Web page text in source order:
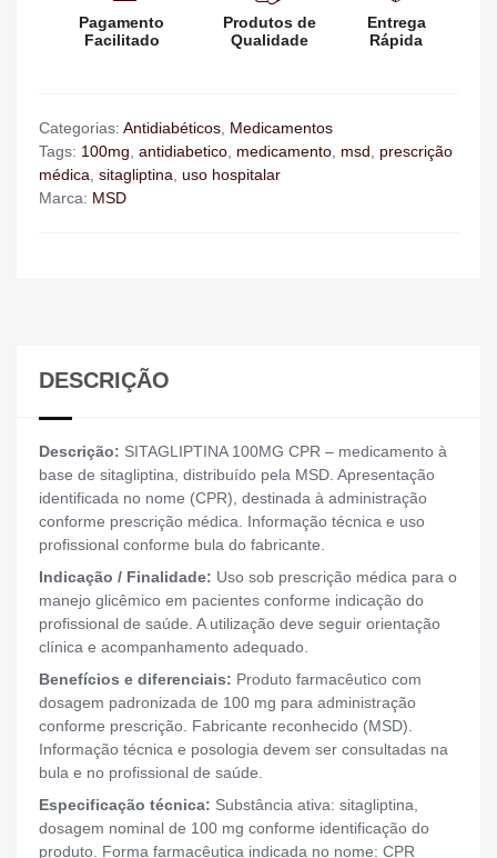
Pagamento
Facilitado
Produtos de
Qualidade
Entrega
Rápida
Categorias: Antidiabéticos, Medicamentos
Tags: 100mg, antidiabetico, medicamento, msd, prescrição
médica, sitagliptina, uso hospitalar
Marca: MSD
DESCRIÇÃO
Descrição: SITAGLIPTINA 100MG CPR – medicamento à
base de sitagliptina, distribuído pela MSD. Apresentação
identificada no nome (CPR), destinada à administração
conforme prescrição médica. Informação técnica e uso
profissional conforme bula do fabricante.
Indicação / Finalidade: Uso sob prescrição médica para o
manejo glicêmico em pacientes conforme indicação do
profissional de saúde. A utilização deve seguir orientação
clínica e acompanhamento adequado.
Benefícios e diferenciais: Produto farmacêutico com
dosagem padronizada de 100 mg para administração
conforme prescrição. Fabricante reconhecido (MSD).
Informação técnica e posologia devem ser consultadas na
bula e no profissional de saúde.
Especificação técnica: Substância ativa: sitagliptina,
dosagem nominal de 100 mg conforme identificação do
produto. Forma farmacêutica indicada no nome: CPR